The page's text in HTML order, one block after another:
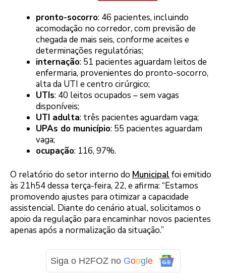
pronto-socorro: 46 pacientes, incluindo
acomodação no corredor, com previsão de
chegada de mais seis, conforme aceites e
determinações regulatórias;
internação: 51 pacientes aguardam leitos de
enfermaria, provenientes do pronto-socorro,
alta da UTI e centro cirúrgico;
UTIs: 40 leitos ocupados – sem vagas
disponíveis;
UTI adulta: três pacientes aguardam vaga;
UPAs do município: 55 pacientes aguardam
vaga;
ocupação: 116, 97%.
O relatório do setor interno do Municipal foi emitido
às 21h54 dessa terça-feira, 22, e afirma: “Estamos
promovendo ajustes para otimizar a capacidade
assistencial. Diante do cenário atual, solicitamos o
apoio da regulação para encaminhar novos pacientes
apenas após a normalização da situação.”
Siga o H2FOZ no Google